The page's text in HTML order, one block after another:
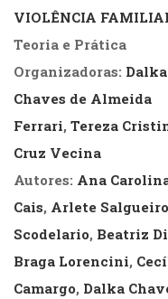
VIOLÊNCIA
Teoria e Prática
Organizadoras: Dalka
Chaves de Almeida
Ferrari, Tereza
Cruz Vecina
Autores: Ana
Cais, Arlete Salgueiro
Scodelario, Beatriz
Braga Lorencini,
Camargo, Dalka